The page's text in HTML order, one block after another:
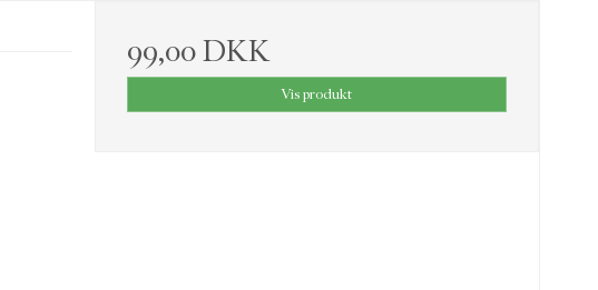
99,00 DKK
Vis produkt